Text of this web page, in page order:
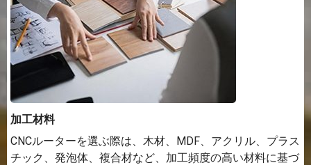
加工材料
CNCルーターを選ぶ際は、木材、MDF、アクリル、プラス
チック、発泡体、複合材など、加工頻度の高い材料に基づ